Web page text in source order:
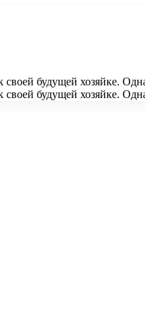
будущей хозяйке.
будущей хозяйке.